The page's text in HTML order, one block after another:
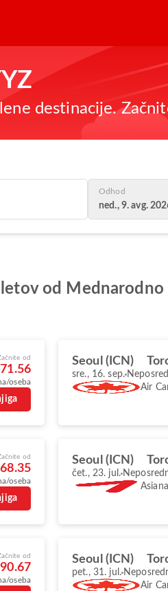
destinacije.
Odhod
ned., 9. avg.
od
od
oseba
Seoul (ICN)
sre., 16. sep.
Air
od
oseba
Seoul (ICN)
čet., 23. jul.
od
oseba
Seoul (ICN)
pet., 31. jul.
Air